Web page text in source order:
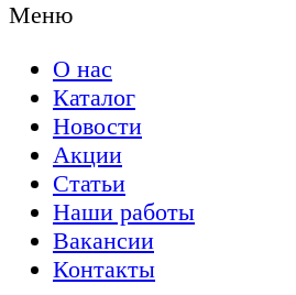
Меню
О нас
Каталог
Новости
Акции
Статьи
Наши работы
Вакансии
Контакты